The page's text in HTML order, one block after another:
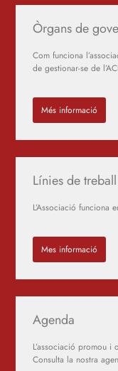
Òrgans de
Com funciona
de gestionar-se de
Més informació
Línies de treball
L’Associació
Mes informació
Agenda
L’associació promou
Consulta la nostra